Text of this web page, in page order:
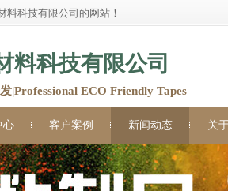
料科技有限公司的网站！
料科技有限公司
|Professional ECO Friendly Tapes
心 客户案例 新闻动态 关